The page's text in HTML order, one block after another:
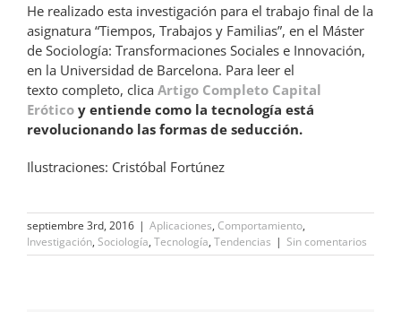
He realizado esta investigación para el trabajo final de la
asignatura “Tiempos, Trabajos y Familias”, en el Máster
de Sociología: Transformaciones Sociales e Innovación,
en la Universidad de Barcelona. Para leer el
texto completo, clica Artigo Completo Capital
Erótico y entiende como la tecnología está
revolucionando las formas de seducción.
Ilustraciones: Cristóbal Fortúnez
septiembre 3rd, 2016 | Aplicaciones, Comportamiento,
Investigación, Sociología, Tecnología, Tendencias | Sin comentarios